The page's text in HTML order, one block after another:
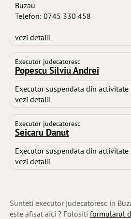
Buzau
Telefon: 0745 330 458
vezi detalii
Executor judecatoresc
Popescu Silviu Andrei
Executor suspendata din activitate
vezi detalii
Executor judecatoresc
Seicaru Danut
Executor suspendata din activitate
vezi detalii
Sunteti executor judecatoresc in
este afisat aici ? Folositi formularul